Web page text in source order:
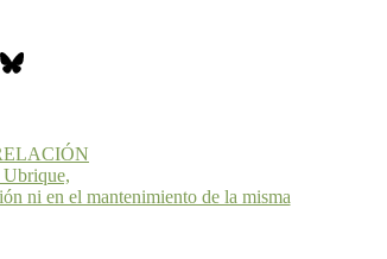
Ubrique,
ni en el mantenimiento de la misma